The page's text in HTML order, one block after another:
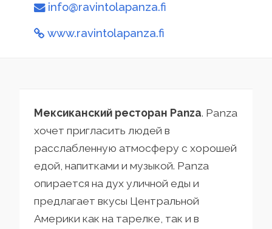
info@ravintolapanza.fi
www.ravintolapanza.fi
Мексиканский ресторан Panza. Panza
хочет пригласить людей в
расслабленную атмосферу с хорошей
едой, напитками и музыкой. Panza
опирается на дух уличной еды и
предлагает вкусы Центральной
Америки как на тарелке, так и в